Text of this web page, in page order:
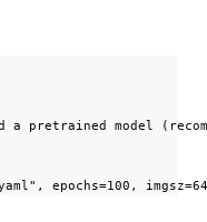
a pretrained model
epochs=100,